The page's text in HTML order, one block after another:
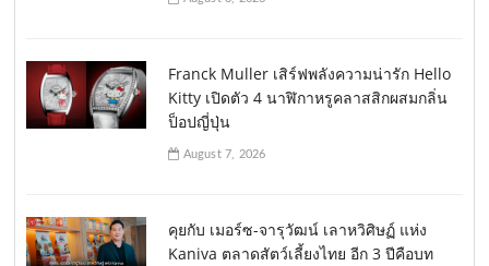
Franck Muller เสิร์ฟพลังความน่ารัก Hello
Kitty เปิดตัว 4 นาฬิกาหรูคลาสสิกผสมกลิ่น
ป็อปญี่ปุ่น
August 7, 2026
คุยกับ เมอร์ซ-จารุวัฒน์ เลาหวิศิษฏ์ แห่ง
Kaniva ตลาดสัตว์เลี้ยงไทย อีก 3 ปีคือบท